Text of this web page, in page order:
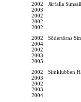
2002
Järfälla
2003
2002
2002
2002
2002
Södertörns
2004
2002
2003
2003
2002
Simklubben
2003
2002
2003
2004